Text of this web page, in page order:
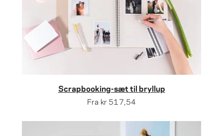
Scrapbooking-sæt til bryllup
Fra kr 517,54